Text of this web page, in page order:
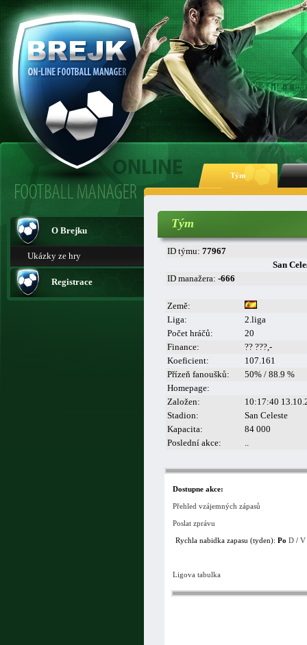
Tým
O Brejku
Ukázky ze hry
Registrace
Tým
ID týmu: 77967
San
ID manažera: -666
Země:
Liga:
2.liga
Počet hráčů:
20
Finance:
?? ???,-
Koeficient:
107.161
Přízeň fanoušků:
50% / 88.9 %
Homepage:
Založen:
10:17:40
Stadion:
San Celeste
Kapacita:
84 000
Poslední akce:
..
Dostupne akce:
Přehled vzájemných zápasů
Poslat zprávu
Rychla nabidka zapasu (tyden):Po D /V
Ligova tabulka